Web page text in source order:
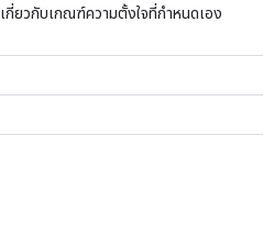
เกี่ยวกับเกณฑ์ความตั้งใจที่กำหนดเอง